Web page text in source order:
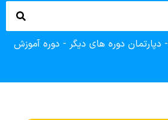
- دپارتمان دوره های دیگر - دوره آموزش